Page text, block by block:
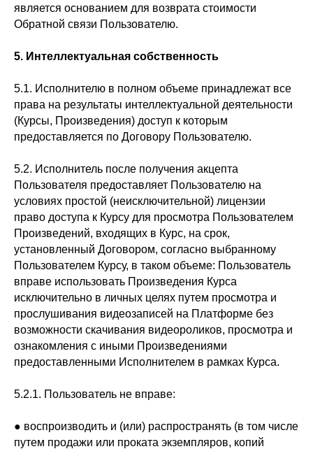
является основанием для возврата стоимости
Обратной связи Пользователю.
5. Интеллектуальная собственность
5.1. Исполнителю в полном объеме принадлежат все
права на результаты интеллектуальной деятельности
(Курсы, Произведения) доступ к которым
предоставляется по Договору Пользователю.
5.2. Исполнитель после получения акцепта
Пользователя предоставляет Пользователю на
условиях простой (неисключительной) лицензии
право доступа к Курсу для просмотра Пользователем
Произведений, входящих в Курс, на срок,
установленный Договором, согласно выбранному
Пользователем Курсу, в таком объеме: Пользователь
вправе использовать Произведения Курса
исключительно в личных целях путем просмотра и
прослушивания видеозаписей на Платформе без
возможности скачивания видеороликов, просмотра и
ознакомления с иными Произведениями
предоставленными Исполнителем в рамках Курса.
5.2.1. Пользователь не вправе:
● воспроизводить и (или) распространять (в том числе
путем продажи или проката экземпляров, копий